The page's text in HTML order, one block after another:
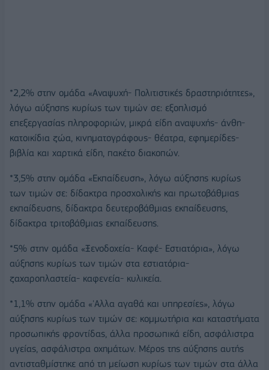
*2,2% στην ομάδα «Αναψυχή- Πολιτιστικές δραστηριότητες»,
λόγω αύξησης κυρίως των τιμών σε: εξοπλισμό
επεξεργασίας πληροφοριών, μικρά είδη αναψυχής- άνθη-
κατοικίδια ζώα, κινηματογράφους- θέατρα, εφημερίδες-
βιβλία και χαρτικά είδη, πακέτο διακοπών.
*3,5% στην ομάδα «Εκπαίδευση», λόγω αύξησης κυρίως
των τιμών σε: δίδακτρα προσχολικής και πρωτοβάθμιας
εκπαίδευσης, δίδακτρα δευτεροβάθμιας εκπαίδευσης,
δίδακτρα τριτοβάθμιας εκπαίδευσης.
*5% στην ομάδα «Ξενοδοχεία- Καφέ- Εστιατόρια», λόγω
αύξησης κυρίως των τιμών στα εστιατόρια-
ζαχαροπλαστεία- καφενεία- κυλικεία.
*1,1% στην ομάδα «'Αλλα αγαθά και υπηρεσίες», λόγω
αύξησης κυρίως των τιμών σε: κομμωτήρια και καταστήματα
προσωπικής φροντίδας, άλλα προσωπικά είδη, ασφάλιστρα
υγείας, ασφάλιστρα οχημάτων. Μέρος της αύξησης αυτής
αντισταθμίστηκε από τη μείωση κυρίως των τιμών στα άλλα